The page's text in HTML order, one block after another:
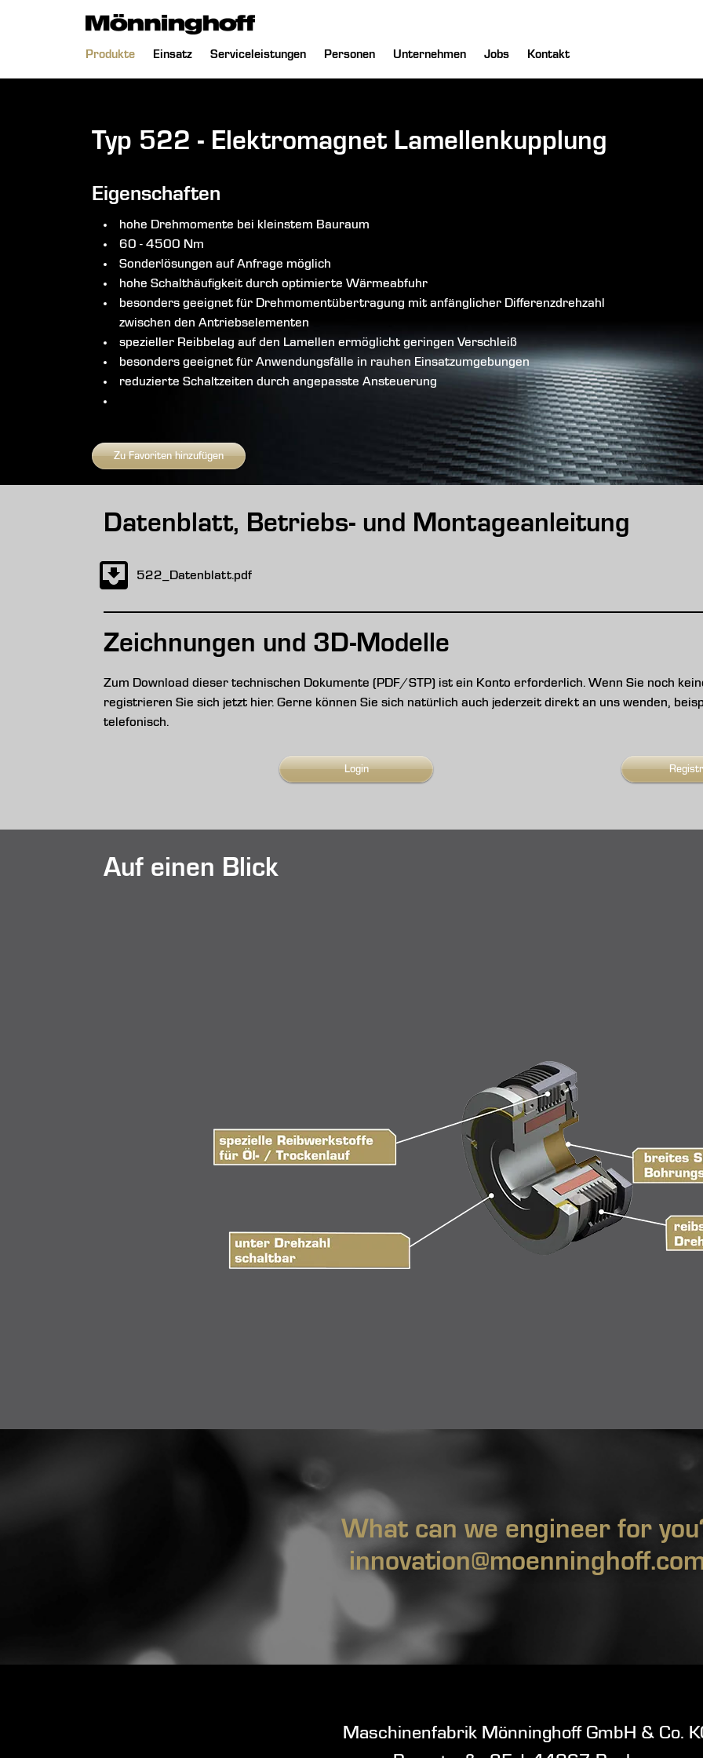
Navigation
Produkte Einsatz Serviceleistungen Personen Unternehmen Jobs Kontakt
Typ 522 - Elektromagnet Lamellenkupplung
Eigenschaften
hohe Drehmomente bei kleinstem Bauraum
60 - 4500 Nm
Sonderlösungen auf Anfrage möglich
hohe Schalthäufigkeit durch optimierte Wärmeabfuhr
besonders geeignet für Drehmomentübertragung mit anfänglicher Differenzdrehzahl
zwischen den Antriebselementen
spezieller Reibbelag auf den Lamellen ermöglicht geringen Verschleiß
besonders geeignet für Anwendungsfälle in rauhen Einsatzumgebungen
reduzierte Schaltzeiten durch angepasste Ansteuerung
Zu Favoriten hinzufügen
Datenblatt, Betriebs- und Montageanleitung
522_Datenblatt.pdf
Zeichnungen und 3D-Modelle
Zum Download dieser technischen Dokumente (PDF/STP) ist ein Konto erforderlich. Wenn Sie noch
registrieren Sie sich jetzt hier. Gerne können Sie sich natürlich auch jederzeit direkt an uns wenden,
telefonisch.
Login
Auf einen Blick
What can we engineer for
Maschinenfabrik Mönninghoff GmbH & Co.